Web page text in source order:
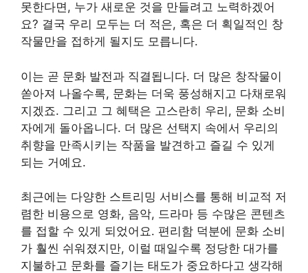
못한다면, 누가 새로운 것을 만들려고 노력하겠어
요? 결국 우리 모두는 더 적은, 혹은 더 획일적인 창
작물만을 접하게 될지도 모릅니다.
이는 곧 문화 발전과 직결됩니다. 더 많은 창작물이
쏟아져 나올수록, 문화는 더욱 풍성해지고 다채로워
지겠죠. 그리고 그 혜택은 고스란히 우리, 문화 소비
자에게 돌아옵니다. 더 많은 선택지 속에서 우리의
취향을 만족시키는 작품을 발견하고 즐길 수 있게
되는 거예요.
최근에는 다양한 스트리밍 서비스를 통해 비교적 저
렴한 비용으로 영화, 음악, 드라마 등 수많은 콘텐츠
를 접할 수 있게 되었어요. 편리함 덕분에 문화 소비
가 훨씬 쉬워졌지만, 이럴 때일수록 정당한 대가를
지불하고 문화를 즐기는 태도가 중요하다고 생각해